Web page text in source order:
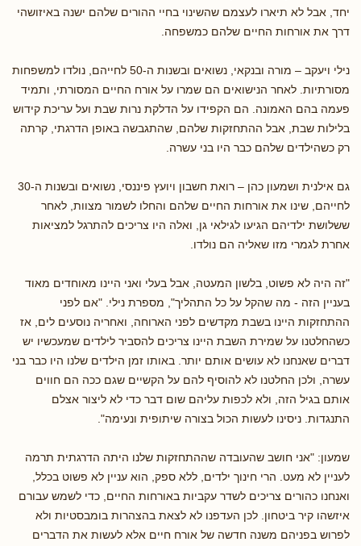
יחד, אבל לא תיארו לעצמם שהשינוי בחיי ההורים שלהם ישנה באיזושהי
דרך את אורחות החיים שלהם כמשפחה.
נילי ויעקב – מורה ובנקאי, נשואים ובשנות ה-50 לחייהם, נולדו למשפחות
מסורתיות. לאחר הנישואים הם שמרו על אורח החיים המסורתי, ותמיד
פעמה בהם האמונה. הם הקפידו על הדלקת נרות שבת ועל עריכת קידוש
בלילות שבת, אבל ההתחזקות שלהם, שהתגבשה באופן הדרגתי, קרתה
רק כשהילדים שלהם כבר היו בני עשרה.
גם אילנית ושמעון כהן – רואת חשבון ויועץ פיננסי, נשואים ובשנות ה-30
לחייהם, שינו את אורחות החיים שלהם והחלו לשמור מצוות, לאחר
ששלושת ילדיהם הגיעו לגילאי גן, ואלה היו צריכים להתרגל למציאות
אחרת לגמרי מזו שאליה הם נולדו.
"זה היה לא פשוט, בלשון המעטה, אבל בעלי ואני היינו מאוחדים מאוד
בעניין הזה - מה שהקל על כל התהליך", מספרת נילי. "אם לפני
ההתחזקות היינו בשבת מקדשים לפני הארוחה, ואחריה נוסעים לים, אז
כשהחלטנו על שמירת השבת היינו צריכים להסביר לילדים שמעכשיו יש
דברים שאנחנו לא עושים אותם יותר. באותו זמן הילדים שלנו היו כבר בני
עשרה, ולכן החלטנו לא להוסיף להם על הקשיים שגם ככה הם חווים
אותם בגיל הזה, ולא לכפות עליהם שום דבר כדי לא ליצור אצלם
התנגדות. ניסינו לעשות הכול בצורה שיתופית ונעימה".
שמעון: "אני חושב שהעובדה שההתחזקות שלנו היתה הדרגתית תרמה
לעניין לא מעט. הרי חינוך ילדים, ללא ספק, הוא עניין לא פשוט בכלל,
ואנחנו כהורים צריכים לשדר עקביות באורחות החיים, כדי לשמש עבורם
איזשהו קיר ביטחון. לכן העדפנו לא לצאת בהצהרות בומבסטיות ולא
לפרוש בפניהם משנה חדשה של אורח חיים אלא לעשות את הדברים